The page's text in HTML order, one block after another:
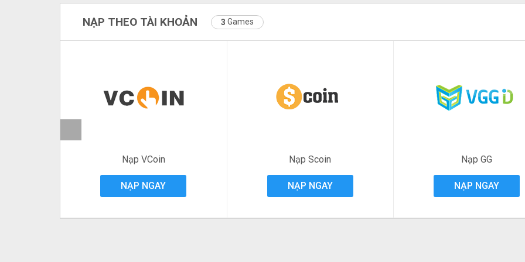
NẠP THEO TÀI KHOẢN 3 Games
Nạp VCoin
NẠP NGAY
Nạp Scoin
NẠP NGAY
Nạp GG
NẠP NGAY